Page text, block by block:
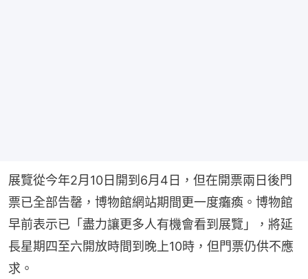
展覽從今年2月10日開到6月4日，但在開票兩日後門
票已全部告罄，博物館網站期間更一度癱瘓。博物館
早前表示已「盡力讓更多人有機會看到展覽」，將延
長星期四至六開放時間到晚上10時，但門票仍供不應
求。